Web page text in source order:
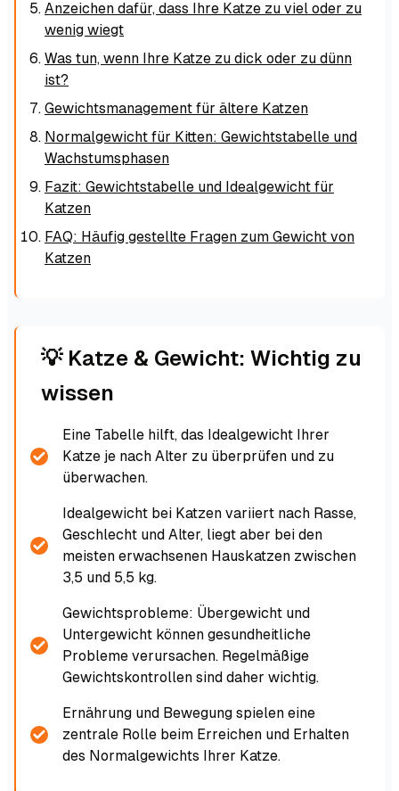
Anzeichen dafür, dass Ihre Katze zu viel oder zu
wenig wiegt
Was tun, wenn Ihre Katze zu dick oder zu dünn
ist?
Gewichtsmanagement für ältere Katzen
Normalgewicht für Kitten: Gewichtstabelle und
Wachstumsphasen
Fazit: Gewichtstabelle und Idealgewicht für
Katzen
FAQ: Häufig gestellte Fragen zum Gewicht von
Katzen
💡 Katze & Gewicht: Wichtig zu
wissen
Eine Tabelle hilft, das Idealgewicht Ihrer
Katze je nach Alter zu überprüfen und zu
überwachen.
Idealgewicht bei Katzen variiert nach Rasse,
Geschlecht und Alter, liegt aber bei den
meisten erwachsenen Hauskatzen zwischen
3,5 und 5,5 kg.
Gewichtsprobleme: Übergewicht und
Untergewicht können gesundheitliche
Probleme verursachen. Regelmäßige
Gewichtskontrollen sind daher wichtig.
Ernährung und Bewegung spielen eine
zentrale Rolle beim Erreichen und Erhalten
des Normalgewichts Ihrer Katze.